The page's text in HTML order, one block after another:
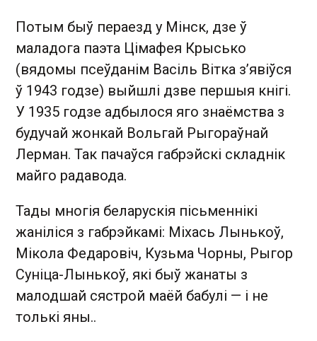
Потым быў пераезд у Мінск, дзе ў
маладога паэта Цімафея Крысько
(вядомы псеўданім Васіль Вітка з’явіўся
ў 1943 годзе) выйшлі дзве першыя кнігі.
У 1935 годзе адбылося яго знаёмства з
будучай жонкай Вольгай Рыгораўнай
Лерман. Так пачаўся габрэйскі складнік
майго радавода.
Тады многія беларускія пісьменнікі
жаніліся з габрэйкамі: Міхась Лынькоў,
Мікола Федаровіч, Кузьма Чорны, Рыгор
Суніца-Лынькоў, які быў жанаты з
малодшай сястрой маёй бабулі — і не
толькі яны..